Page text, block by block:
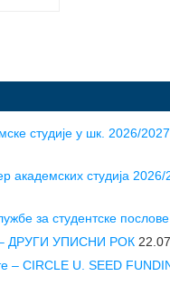
студије у шк. 2026/
академских студија 2026/
за студентске послове
– ДРУГИ УПИСНИ РОК
– CIRCLE U. SEED